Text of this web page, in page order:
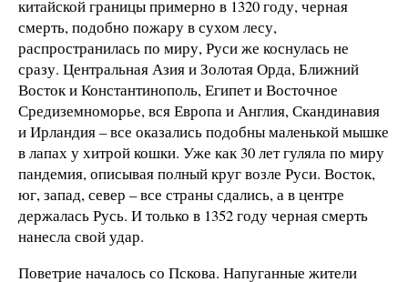
китайской границы примерно в 1320 году, черная
смерть, подобно пожару в сухом лесу,
распространилась по миру, Руси же коснулась не
сразу. Центральная Азия и Золотая Орда, Ближний
Восток и Константинополь, Египет и Восточное
Средиземноморье, вся Европа и Англия, Скандинавия
и Ирландия – все оказались подобны маленькой мышке
в лапах у хитрой кошки. Уже как 30 лет гуляла по миру
пандемия, описывая полный круг возле Руси. Восток,
юг, запад, север – все страны сдались, а в центре
держалась Русь. И только в 1352 году черная смерть
нанесла свой удар.
Поветрие началось со Пскова. Напуганные жители